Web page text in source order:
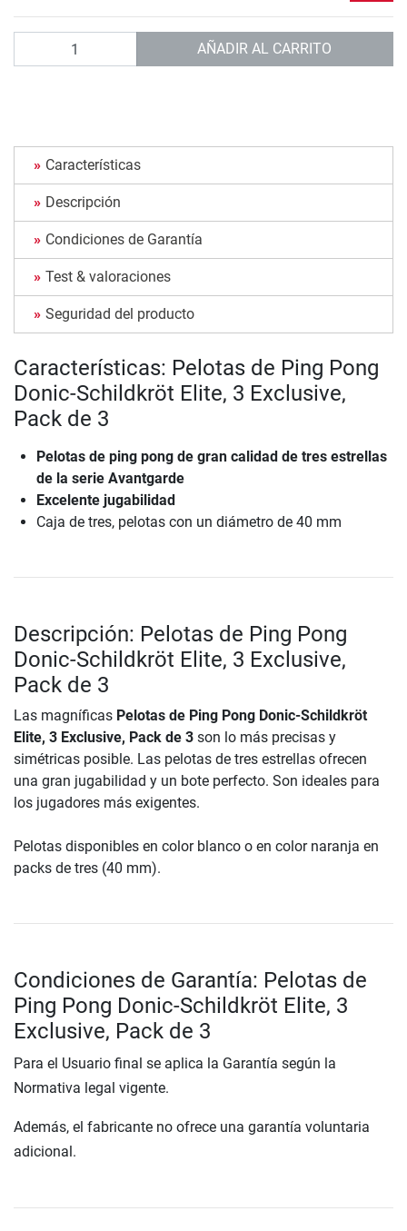
AÑADIR AL CARRITO
Características
Descripción
Condiciones de Garantía
Test & valoraciones
Seguridad del producto
Características: Pelotas de Ping Pong
Donic-Schildkröt Elite, 3 Exclusive,
Pack de 3
Pelotas de ping pong de gran calidad de tres estrellas
de la serie Avantgarde
Excelente jugabilidad
Caja de tres, pelotas con un diámetro de 40 mm
Descripción: Pelotas de Ping Pong
Donic-Schildkröt Elite, 3 Exclusive,
Pack de 3
Las magníficas Pelotas de Ping Pong Donic-Schildkröt
Elite, 3 Exclusive, Pack de 3 son lo más precisas y
simétricas posible. Las pelotas de tres estrellas ofrecen
una gran jugabilidad y un bote perfecto. Son ideales para
los jugadores más exigentes.
Pelotas disponibles en color blanco o en color naranja en
packs de tres (40 mm).
Condiciones de Garantía: Pelotas de
Ping Pong Donic-Schildkröt Elite, 3
Exclusive, Pack de 3
Para el Usuario final se aplica la Garantía según la
Normativa legal vigente.
Además, el fabricante no ofrece una garantía voluntaria
adicional.